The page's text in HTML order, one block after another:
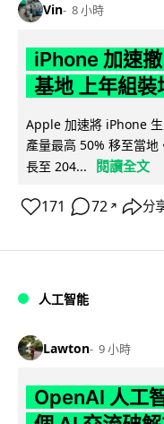
Vin 8 小時
iPhone 加速
基地 上年組
Apple 加速將 iPhone
產量最高 50% 移至當
長至 204...
閱讀全文
171 72 ↗ 分
人工智能
Lawton 9 小時
OpenAI 人工